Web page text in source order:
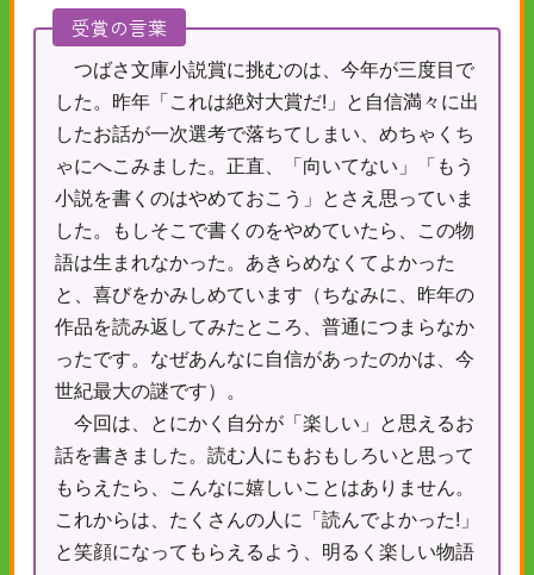
受賞の言葉
つばさ文庫小説賞に挑むのは、今年が三度目で
した。昨年「これは絶対大賞だ!」と自信満々に出
したお話が一次選考で落ちてしまい、めちゃくち
ゃにへこみました。正直、「向いてない」「もう
小説を書くのはやめておこう」とさえ思っていま
した。もしそこで書くのをやめていたら、この物
語は生まれなかった。あきらめなくてよかった
と、喜びをかみしめています（ちなみに、昨年の
作品を読み返してみたところ、普通につまらなか
ったです。なぜあんなに自信があったのかは、今
世紀最大の謎です）。
今回は、とにかく自分が「楽しい」と思えるお
話を書きました。読む人にもおもしろいと思って
もらえたら、こんなに嬉しいことはありません。
これからは、たくさんの人に「読んでよかった!」
と笑顔になってもらえるよう、明るく楽しい物語